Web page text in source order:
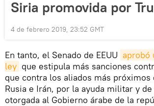
Siria promovida por
4 de febrero 2019, 23:52 GMT
En tanto, el Senado de EEUU aprobó
ley que estipula más sanciones
que contra los aliados más próximos
Rusia e Irán, por la ayuda militar y
otorgada al Gobierno árabe de la